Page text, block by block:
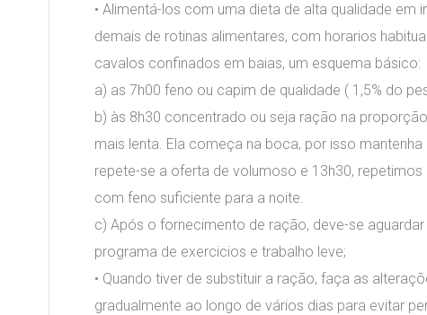
• Alimentá-los com uma dieta de alta qualidade em
demais de rotinas alimentares, com horarios
cavalos confinados em baias, um esquema básico:
a) as 7h00 feno ou capim de qualidade ( 1,5% do
b) às 8h30 concentrado ou seja ração na
mais lenta. Ela começa na boca, por isso
repete-se a oferta de volumoso e 13h30,
com feno suficiente para a noite.
c) Após o fornecimento de ração, deve-se
programa de exercicios e trabalho leve;
• Quando tiver de substituir a ração, faça as
gradualmente ao longo de vários dias para evitar